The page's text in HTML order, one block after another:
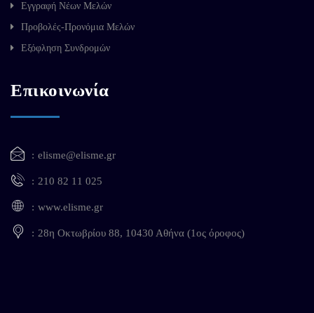
Εγγραφή Νέων Μελών
Προβολές-Προνόμια Μελών
Εξόφληση Συνδρομών
Επικοινωνία
elisme@elisme.gr
210 82 11 025
www.elisme.gr
28η Οκτωβρίου 88, 10430 Αθήνα (1ος όροφος)